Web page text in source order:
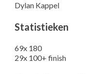
Dylan Kappel
Statistieken
69x 180
29x 100+ finish